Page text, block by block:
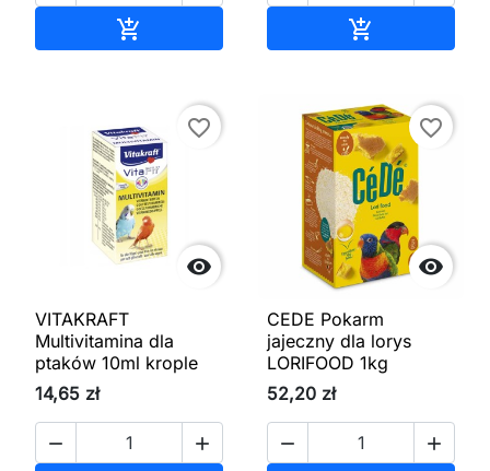
 

favorite_border
VITAKRAFT
Multivitamina dla
ptaków 10ml krople
14,65 zł
 

favorite_border
CEDE Pokarm
jajeczny dla lorys
LORIFOOD 1kg
52,20 zł
 